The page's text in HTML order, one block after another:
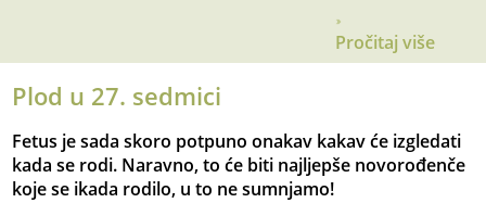
Pročitaj više
Plod u 27. sedmici
Fetus je sada skoro potpuno onakav kakav će izgledati
kada se rodi. Naravno, to će biti najljepše novorođenče
koje se ikada rodilo, u to ne sumnjamo!